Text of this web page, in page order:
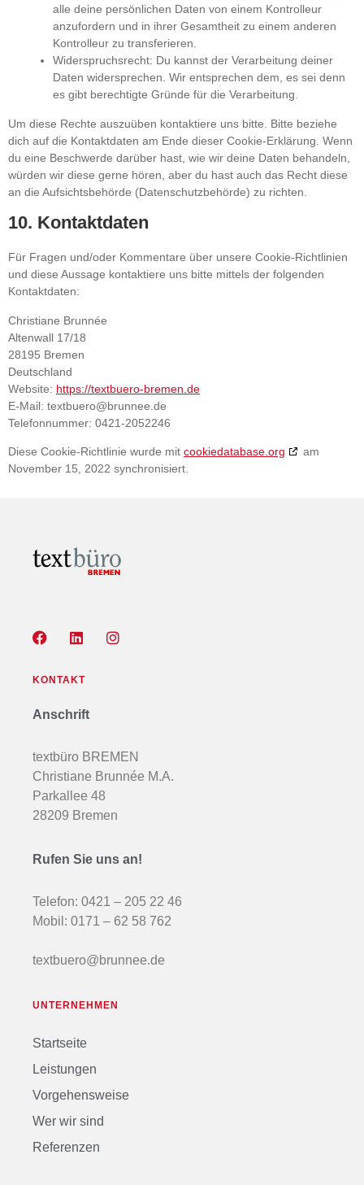
alle deine persönlichen Daten von einem Kontrolleur
anzufordern und in ihrer Gesamtheit zu einem anderen
Kontrolleur zu transferieren.
Widerspruchsrecht: Du kannst der Verarbeitung deiner
Daten widersprechen. Wir entsprechen dem, es sei denn
es gibt berechtigte Gründe für die Verarbeitung.
Um diese Rechte auszuüben kontaktiere uns bitte. Bitte beziehe
dich auf die Kontaktdaten am Ende dieser Cookie-Erklärung. Wenn
du eine Beschwerde darüber hast, wie wir deine Daten behandeln,
würden wir diese gerne hören, aber du hast auch das Recht diese
an die Aufsichtsbehörde (Datenschutzbehörde) zu richten.
10. Kontaktdaten
Für Fragen und/oder Kommentare über unsere Cookie-Richtlinien
und diese Aussage kontaktiere uns bitte mittels der folgenden
Kontaktdaten:
Christiane Brunnée
Altenwall 17/18
28195 Bremen
Deutschland
Website: https://textbuero-bremen.de
E-Mail: textbuero@brunnee.de
Telefonnummer: 0421-2052246
Diese Cookie-Richtlinie wurde mit cookiedatabase.org
am
November 15, 2022 synchronisiert.
KONTAKT
Anschrift
textbüro BREMEN
Christiane Brunnée M.A.
Parkallee 48
28209 Bremen
Rufen Sie uns an!
Telefon: 0421 – 205 22 46
Mobil: 0171 – 62 58 762
textbuero@brunnee.de
UNTERNEHMEN
Startseite
Leistungen
Vorgehensweise
Wer wir sind
Referenzen